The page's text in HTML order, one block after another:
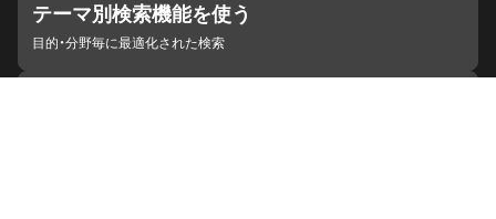
テーマ別検索機能を使う
目的・分野毎に最適化された検索